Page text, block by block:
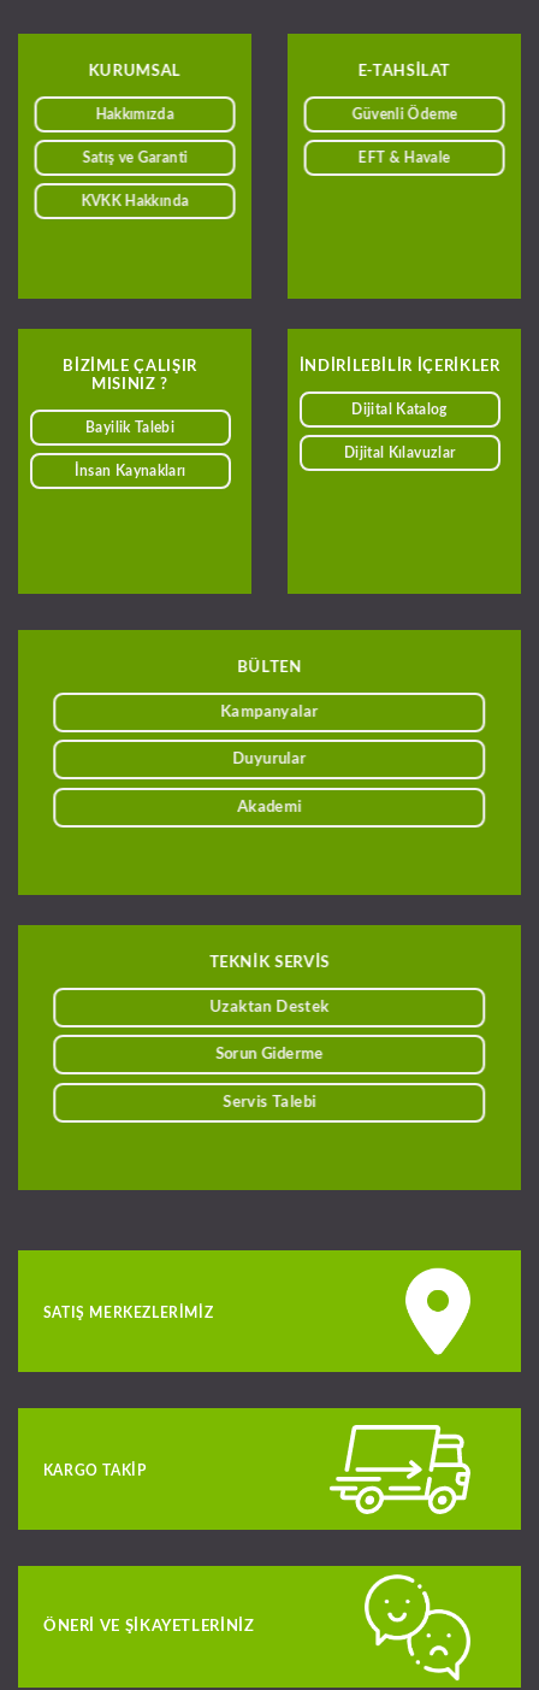
KURUMSAL
Hakkımızda
Satış ve Garanti
KVKK Hakkında
BIZIMLE ÇALIŞIR
MISINIZ ?
Bayilik Talebi
İnsan Kaynakları
E-TAHSILAT
Güvenli Ödeme
EFT & Havale
INDIRILEBILIR IÇERIKLER
Dijital Katalog
Dijital Kılavuzlar
BÜLTEN
Kampanyalar
Duyurular
Akademi
TEKNİK SERVİS
Uzaktan Destek
Sorun Giderme
Servis Talebi
SATIŞ MERKEZLERIMIZ
KARGO TAKIP
ÖNERI VE ŞIKAYETLERINIZ